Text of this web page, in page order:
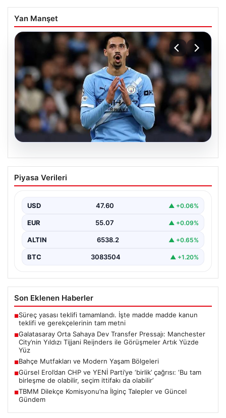
Yan Manşet
05.08.2026
Galatasaray Orta Sahaya Dev Transfer
Pressajı: Manchester City’nin Yıldızı
Yüzde Yüz
Galatasaray, yeni sezon için olası transfer planlarında
orta saha bölgesine güçlü bir takviye yapma…
Piyasa Verileri
USD 47.60 ▲ +0.06%
EUR 55.07 ▲ +0.09%
ALTIN 6538.2 ▲ +0.65%
BTC 3083504 ▲ +1.20%
Son Eklenen Haberler
■Süreç yasası teklifi tamamlandı. İşte madde madde kanun
teklifi ve gerekçelerinin tam metni
■Galatasaray Orta Sahaya Dev Transfer Pressajı: Manchester
City’nin Yıldızı Tijjani Reijnders ile Görüşmeler Artık Yüzde
Yüz
■Bahçe Mutfakları ve Modern Yaşam Bölgeleri
■Gürsel Erol’dan CHP ve YENİ Parti’ye ‘birlik’ çağrısı: ‘Bu tam
birleşme de olabilir, seçim ittifakı da olabilir’
■TBMM Dilekçe Komisyonu’na İlginç Talepler ve Güncel
Gündem